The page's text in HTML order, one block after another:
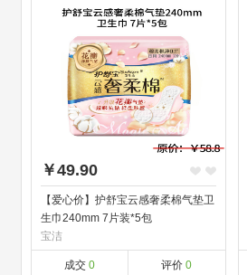
￥49.90
【爱心价】护舒宝云感奢柔棉气垫卫
生巾240mm 7片装*5包
宝洁
成交 0 评价0